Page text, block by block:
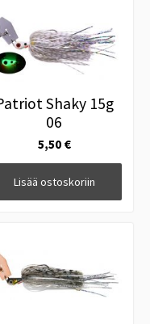
Shaky 15g
06
5,50 €
Lisää ostoskoriin